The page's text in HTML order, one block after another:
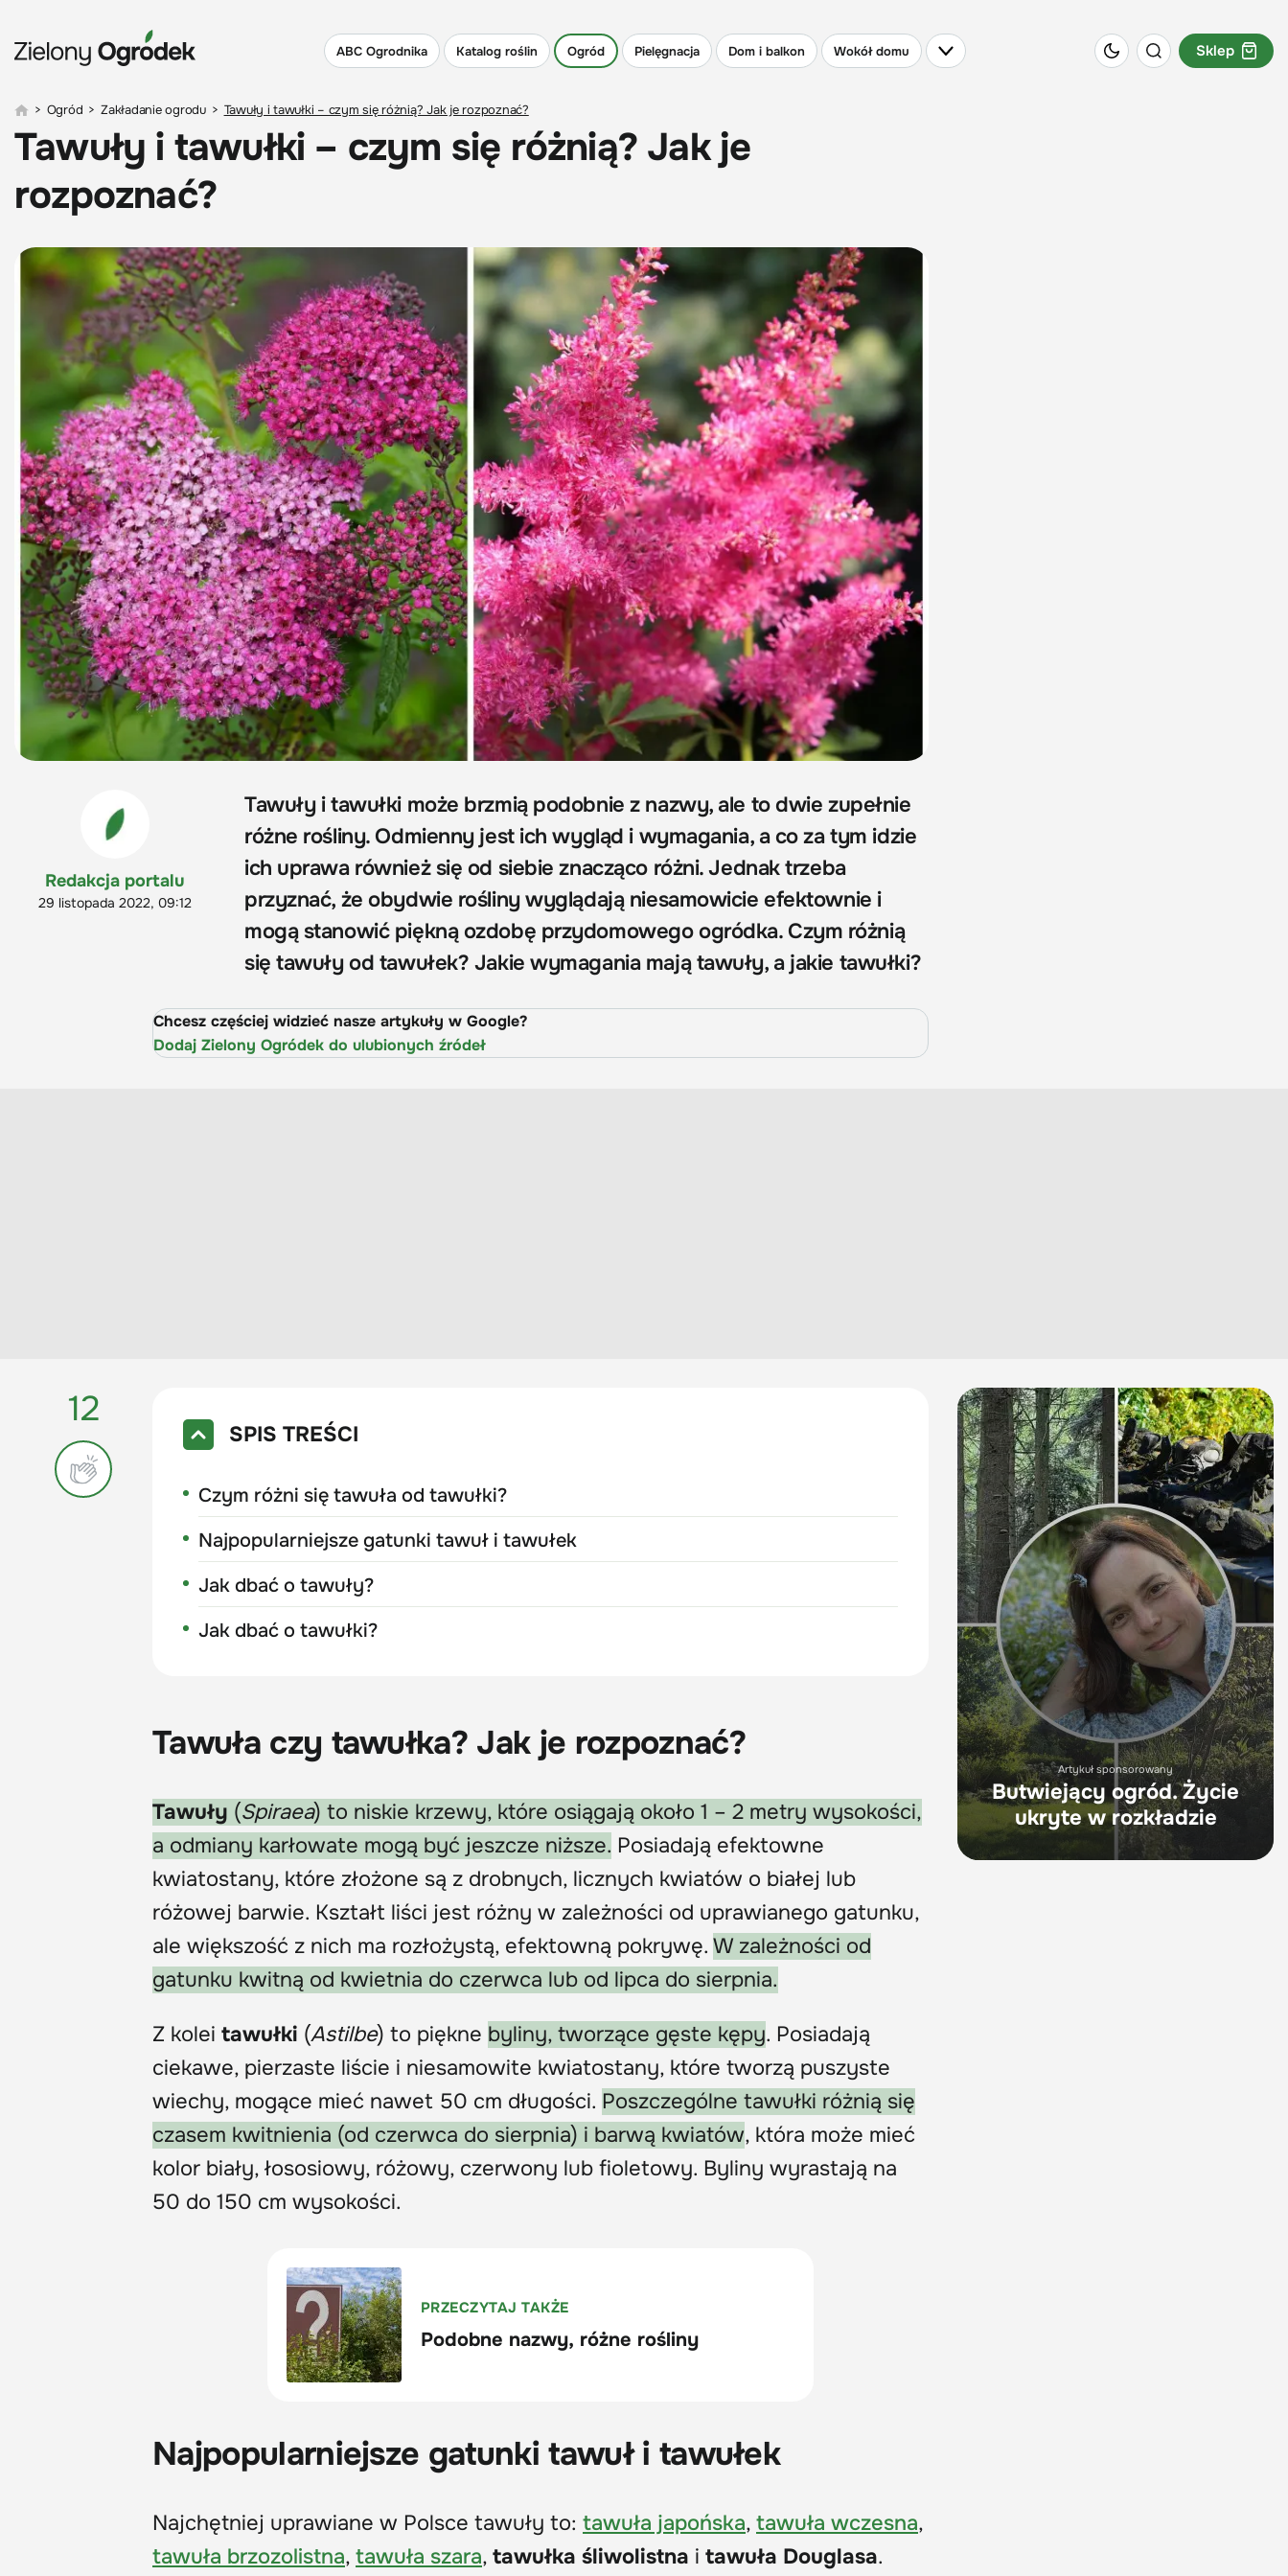
ABC Ogrodnika Katalog roślin Ogród Pielęgnacja Dom i balkon Wokół domu Sklep
> Ogród > Zakładanie ogrodu > Tawuły i tawułki – czym się różnią? Jak je rozpoznać?
Tawuły i tawułki – czym się różnią? Jak je
rozpoznać?
Redakcja portalu
29 listopada 2022, 09:12
Tawuły i tawułki może brzmią podobnie z nazwy, ale to dwie zupełnie
różne rośliny. Odmienny jest ich wygląd i wymagania, a co za tym idzie
ich uprawa również się od siebie znacząco różni. Jednak trzeba
przyznać, że obydwie rośliny wyglądają niesamowicie efektownie i
mogą stanowić piękną ozdobę przydomowego ogródka. Czym różnią
się tawuły od tawułek? Jakie wymagania mają tawuły, a jakie tawułki?
Chcesz częściej widzieć nasze artykuły w Google?
Dodaj Zielony Ogródek do ulubionych źródeł
12
SPIS TREŚCI
Czym różni się tawuła od tawułki?
Najpopularniejsze gatunki tawuł i tawułek
Jak dbać o tawuły?
Jak dbać o tawułki?
Tawuła czy tawułka? Jak je rozpoznać?
Tawuły (Spiraea) to niskie krzewy, które osiągają około 1 – 2 metry wysokości,
a odmiany karłowate mogą być jeszcze niższe. Posiadają efektowne
kwiatostany, które złożone są z drobnych, licznych kwiatów o białej lub
różowej barwie. Kształt liści jest różny w zależności od uprawianego gatunku,
ale większość z nich ma rozłożystą, efektowną pokrywę. W zależności od
gatunku kwitną od kwietnia do czerwca lub od lipca do sierpnia.
Z kolei tawułki (Astilbe) to piękne byliny, tworzące gęste kępy. Posiadają
ciekawe, pierzaste liście i niesamowite kwiatostany, które tworzą puszyste
wiechy, mogące mieć nawet 50 cm długości. Poszczególne tawułki różnią się
czasem kwitnienia (od czerwca do sierpnia) i barwą kwiatów, która może mieć
kolor biały, łososiowy, różowy, czerwony lub fioletowy. Byliny wyrastają na
50 do 150 cm wysokości.
Najpopularniejsze gatunki tawuł i tawułek
Najchętniej uprawiane w Polsce tawuły to: tawuła japońska, tawuła wczesna,
tawuła brzozolistna, tawuła szara, tawułka śliwolistna i tawuła Douglasa.
Artykuł sponsorowany
Butwiejący ogród. Życie
ukryte w rozkładzie